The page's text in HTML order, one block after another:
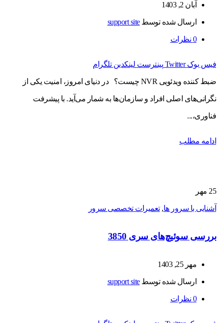
آبان 2, 1403
ارسال شده توسطsupport site
0 نظرات
فیس بوک Twitter پینترست لینکدین تلگرام
ضبط کننده ویدئویی NVR چیست؟ در دنیای امروز، امنیت یکی از
نگرانی‌های اصلی افراد و سازمان‌ها به شمار می‌آید. با پیشرفت
فناوری،...
ادامه مطلب
25 مهر
آشنایی با سرور ها,تعمیرات تخصصی سرور
بررسی سوئیچ‌های سری 3850
مهر 25, 1403
ارسال شده توسطsupport site
0 نظرات